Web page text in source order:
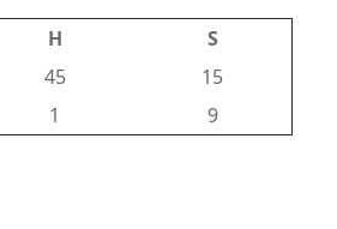
H
S
45
15
1 9